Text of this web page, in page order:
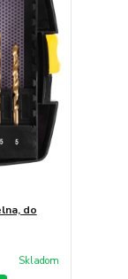
do
Skladom